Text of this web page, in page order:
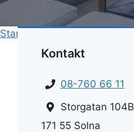
Start
Kontakt
08-760 66 11
Storgatan 104B
171 55 Solna